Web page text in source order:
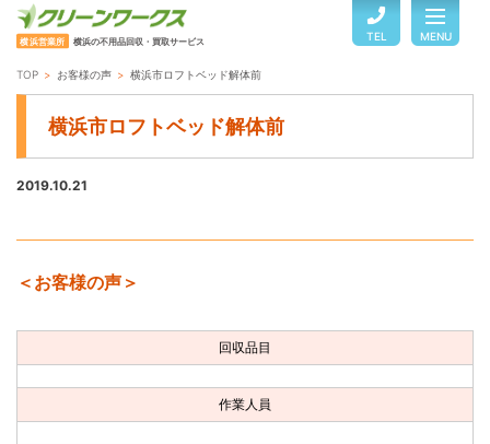
横浜営業所 横浜の不用品回収・買取サービス TEL MENU
TOP
ご利用の流れ
TOP お客様の声 横浜市ロフトベッド解体前
横浜市ロフトベッド解体前
2019.10.21
＜お客様の声＞
回収品目
作業人員